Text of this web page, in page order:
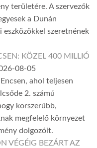
területére. A szervezők
a Dunán
eszközökkel szeretnének
KÖZEL 400 MILLIÓ
08-05
ahol teljesen
2. számú
korszerűbb,
megfelelő környezet
dolgozóit.
VÉGÉIG BEZÁRT AZ